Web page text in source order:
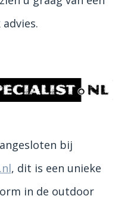
bij
, dit is een unieke
in de outdoor